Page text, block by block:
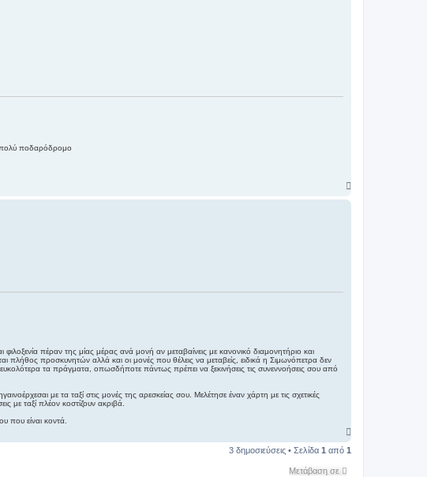
πολύ ποδαρόδρομο
ρ
φιλοξενία πέραν της μίας μέρας ανά μονή αν μεταβαίνεις με κανονικό διαμονητήριο και
προσκυνητών αλλά και οι μονές που θέλεις να μεταβείς, ειδικά η Σιμωνόπετρα δεν
τα πράγματα, οπωσδήποτε πάντως πρέπει να ξεκινήσεις τις συνεννοήσεις σου από
με τα ταξί στις μονές της αρεσκείας σου. Μελέτησε έναν χάρτη με τις σχετικές
με ταξί πλέον κοστίζουν ακριβά.
που είναι κοντά.
ο
ρ
3 δημοσιεύσεις • Σελίδα 1 από 1
Μετάβαση σε